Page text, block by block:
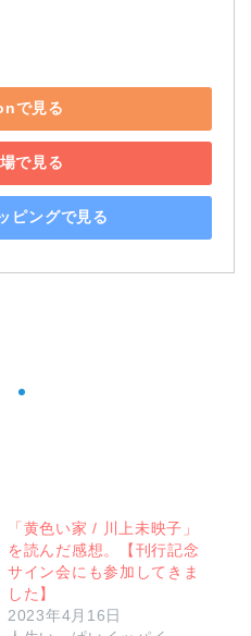
で見る
で見る
ピングで見る
「黄色い家 / 川上未映子」
を読んだ感想。【刊行記念
サイン会にも参加してきま
した】
2023年4月16日